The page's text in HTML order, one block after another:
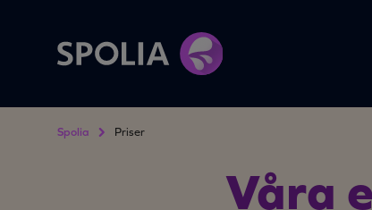
Spolia Priser
Våra